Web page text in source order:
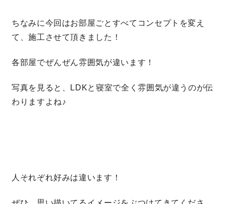
ちなみに今回はお部屋ごとすべてコンセプトを変え
て、施工させて頂きました！
各部屋でぜんぜん雰囲気が違います！
写真を見ると、LDKと寝室で全く雰囲気が違うのが伝
わりますよね♪
人それぞれ好みは違います！